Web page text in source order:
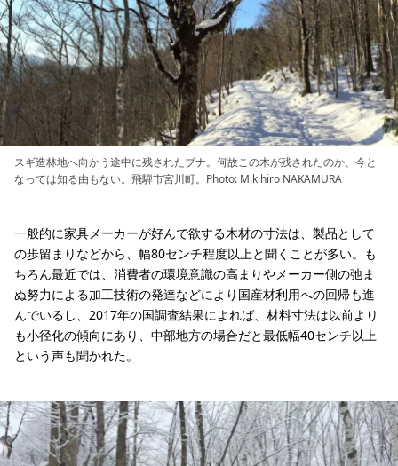
スギ造林地へ向かう途中に残されたブナ。何故この木が残されたのか、今と
なっては知る由もない。飛騨市宮川町。Photo: Mikihiro NAKAMURA
一般的に家具メーカーが好んで欲する木材の寸法は、製品として
の歩留まりなどから、幅80センチ程度以上と聞くことが多い。も
ちろん最近では、消費者の環境意識の高まりやメーカー側の弛ま
ぬ努力による加工技術の発達などにより国産材利用への回帰も進
んでいるし、2017年の国調査結果によれば、材料寸法は以前より
も小径化の傾向にあり、中部地方の場合だと最低幅40センチ以上
という声も聞かれた。